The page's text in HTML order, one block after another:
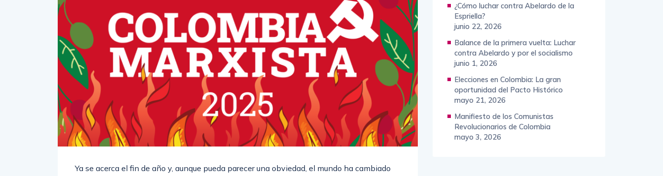
Ya se acerca el fin de año y, aunque pueda parecer una obviedad, el mundo ha cambiado
¿Cómo luchar contra Abelardo de la
Espriella?
junio 22, 2026
Balance de la primera vuelta: Luchar
contra Abelardo y por el socialismo
junio 1, 2026
Elecciones en Colombia: La gran
oportunidad del Pacto Histórico
mayo 21, 2026
Manifiesto de los Comunistas
Revolucionarios de Colombia
mayo 3, 2026